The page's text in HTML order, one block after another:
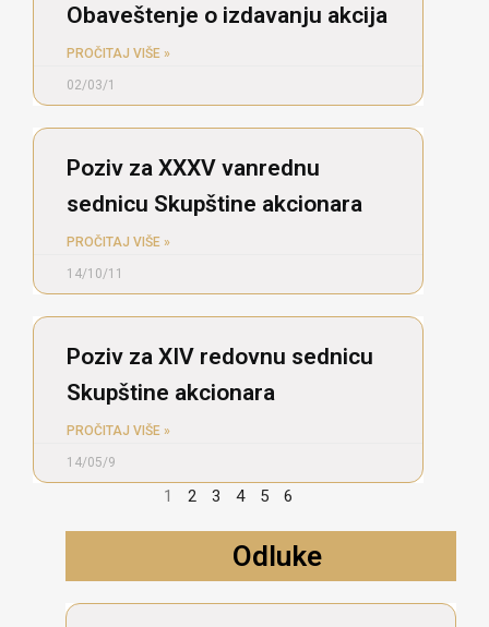
Obaveštenje o izdavanju akcija
PROČITAJ VIŠE »
02/03/1
Poziv za XXXV vanrednu
sednicu Skupštine akcionara
PROČITAJ VIŠE »
14/10/11
Poziv za XIV redovnu sednicu
Skupštine akcionara
PROČITAJ VIŠE »
14/05/9
1 2 3 4 5 6
Odluke